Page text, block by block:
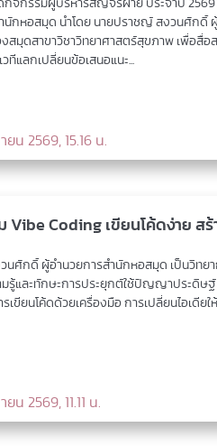
จกรรมผู้บริหารสัญจรฝ่าย ประจำปี 2569
นักหอสมุด นำโดย นายปราชญ์ สงวนศัก
สมุดสาขาวิชาวิทยาศาสตร์สุขภาพ เพื่อสื่อ
วทีแลกเปลี่ยนข้อเสนอแนะ...
น 2569, 15.16 น.
Vibe Coding เขียนโค้ดง่าย สร้
นศักดิ์ ผู้อำนวยการสำนักหอสมุด เป็นวิทย
มรู้และทักษะการประยุกต์ใช้ปัญญาประดิษ
รเขียนโค้ดด้วยเครื่องมือ การเปลี่ยนไอเดี
น 2569, 11.11 น.